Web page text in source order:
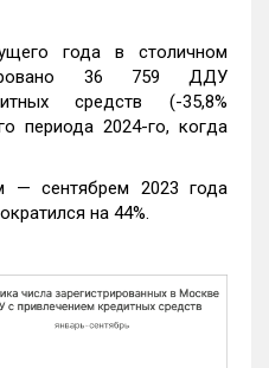
года в столичном
36 759 ДДУ
средств (-35,8%
периода 2024-го, когда
— сентябрем 2023 года
на 44%.